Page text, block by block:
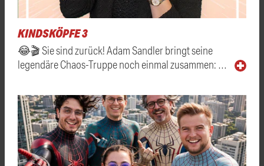
KINDSKÖPFE 3
😂🎬 Sie sind zurück! Adam Sandler bringt seine
legendäre Chaos-Truppe noch einmal zusammen: …